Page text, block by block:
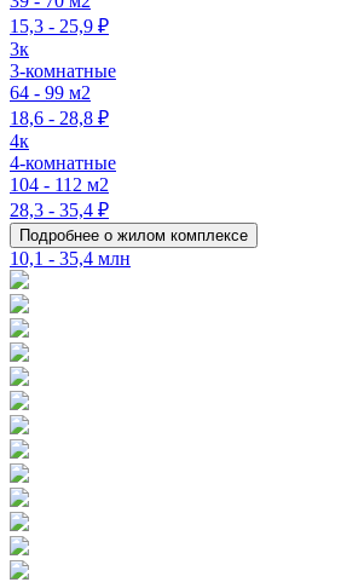
15,3 - 25,9 ₽
3к
3-комнатные
64 - 99 м2
18,6 - 28,8 ₽
4к
4-комнатные
104 - 112 м2
28,3 - 35,4 ₽
Подробнее о жилом комплексе
10,1 - 35,4 млн